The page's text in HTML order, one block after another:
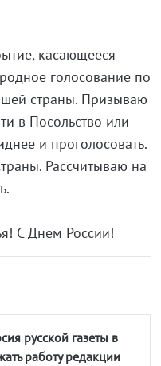
касающееся
голосование по
страны. Призываю
в Посольство или
и проголосовать.
Рассчитываю на
С Днем России!
русской газеты в
работу редакции